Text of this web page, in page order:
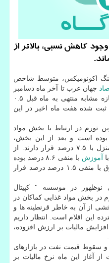
وجود کاهش نسبی، بالاتر از
اکونومیکس، متوسط شاخص
جهان عرب تا آخر ماه دسامبر
به ۵.۳ درصد رسید که نسبت به بازه مشابه منتهی به ماه قبل ۰.۵
ثبت شده هفت ماه اخیر در این
تورم در ارتباط با بخش مواد
با ۱۲.۷ درصد بوده است و بعد از این بخش،
ارتباطات با ۱۱.۴ درصد و لوازم منزل با ۷.۵ درصد قرار دارند. از
آموزش
با منفی ۸.۶ درصد بوده
است و بعد از این بخش، آب و برق با منفی ۱.۵ درصد درصد قرار
نوظهور در موسسه " کپیتال
در بخش مواد غذایی کماکان در
از آن به خاطر قرنطینه ها و
این اقلام است. انتظار داریم
مالیات بر ارزش افزوده،
و سقوط قیمت نفت در بازارهای
آغاز این ماه نرخ مالیات بر